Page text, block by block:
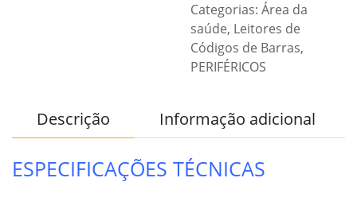
Categorias: Área da
saúde, Leitores de
Códigos de Barras,
PERIFÉRICOS
Descrição Informação adicional
ESPECIFICAÇÕES TÉCNICAS